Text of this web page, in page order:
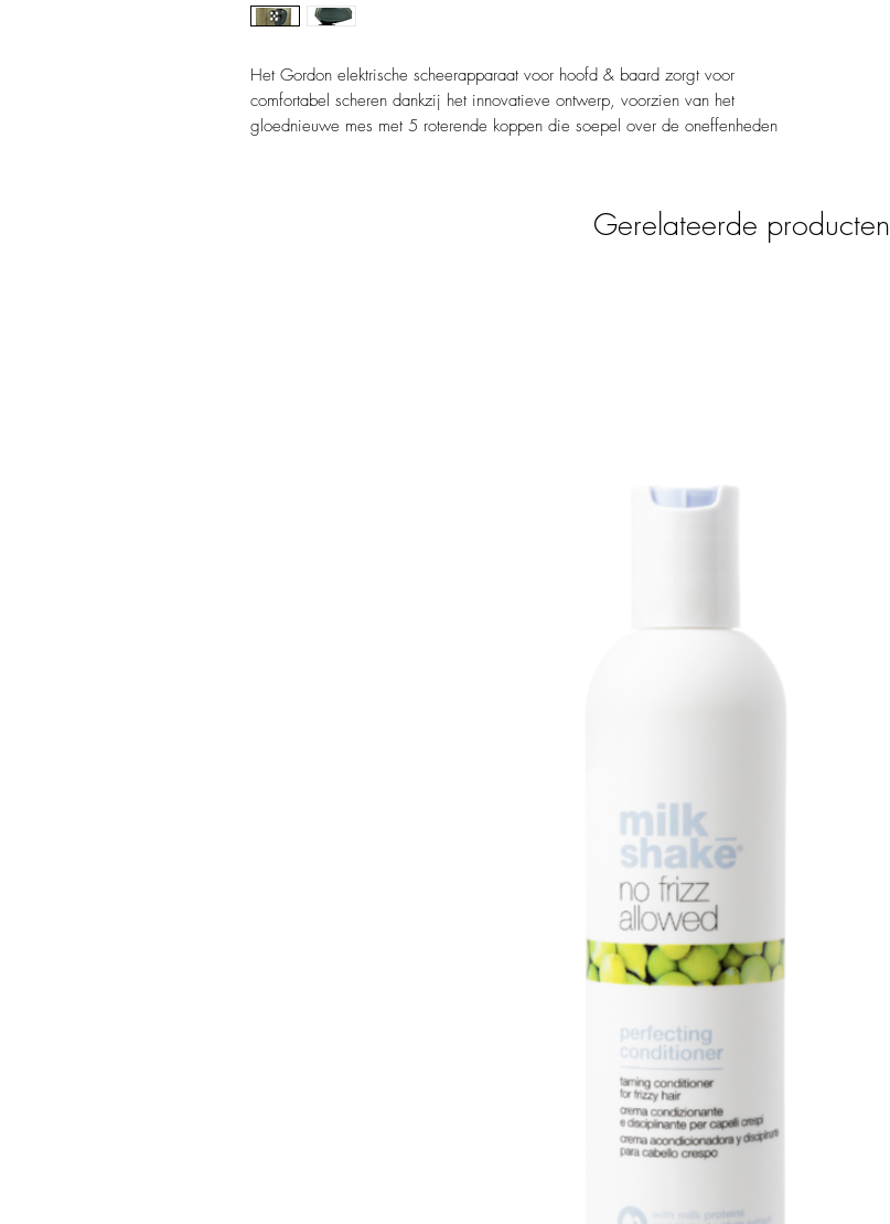
Het Gordon elektrische scheerapparaat voor hoofd & baard zorgt voor
comfortabel scheren dankzij het innovatieve ontwerp, voorzien van het
gloednieuwe mes met 5 roterende koppen die soepel over de oneffenheden
naar de contouren van hoofd en gezicht, zelfs de moeilijkste gebiedenGerelateerde producten